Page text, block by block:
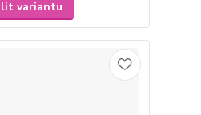
variantu